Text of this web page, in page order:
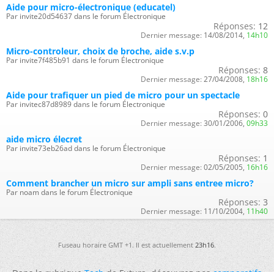
Aide pour micro-électronique (educatel)
Par invite20d54637 dans le forum Électronique
Réponses: 12
Dernier message: 14/08/2014, 14h10
Micro-controleur, choix de broche, aide s.v.p
Par invite7f485b91 dans le forum Électronique
Réponses: 8
Dernier message: 27/04/2008, 18h16
Aide pour trafiquer un pied de micro pour un spectacle
Par invitec87d8989 dans le forum Électronique
Réponses: 0
Dernier message: 30/01/2006, 09h33
aide micro élecret
Par invite73eb26ad dans le forum Électronique
Réponses: 1
Dernier message: 02/05/2005, 16h16
Comment brancher un micro sur ampli sans entree micro?
Par noam dans le forum Électronique
Réponses: 3
Dernier message: 11/10/2004, 11h40
Fuseau horaire GMT +1. Il est actuellement23h16.